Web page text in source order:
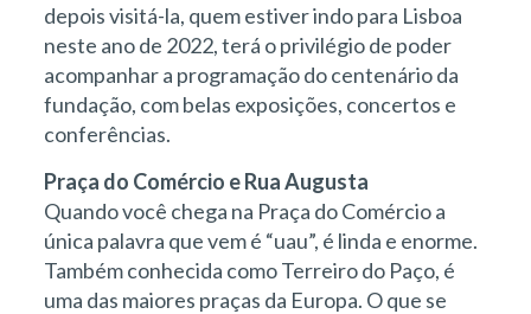
depois visitá-la, quem estiver indo para Lisboa
neste ano de 2022, terá o privilégio de poder
acompanhar a programação do centenário da
fundação, com belas exposições, concertos e
conferências.
Praça do Comércio e Rua Augusta
Quando você chega na Praça do Comércio a
única palavra que vem é “uau”, é linda e enorme.
Também conhecida como Terreiro do Paço, é
uma das maiores praças da Europa. O que se